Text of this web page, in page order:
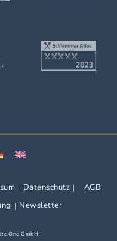
Datenschutz
AGB
Newsletter
One GmbH